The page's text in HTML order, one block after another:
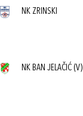
NK ZRINSKI
NK BAN JELAČIĆ (V)